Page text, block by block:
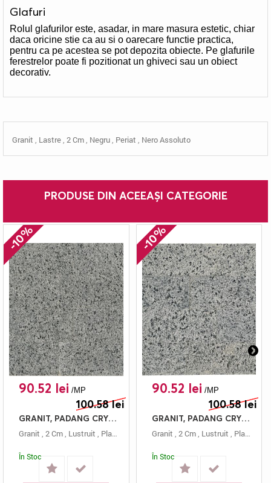
Glafuri
Rolul glafurilor este, asadar, in mare masura estetic, chiar
daca oricine stie ca au si o oarecare functie practica,
pentru ca pe acestea se pot depozita obiecte. Pe glafurile
ferestrelor poate fi pozitionat un ghiveci sau un obiect
decorativ.
Granit , Lastre, 2 Cm, Negru, Periat , Nero Assoluto
PRODUSE DIN ACEEAȘI CATEGORIE
90.52 lei /MP
100.58 lei
-10%
GRANIT, PADANG CRYSTAL, PLACAJ, 60X20, 2, LUSTRUIT
Granit , 2 Cm, Lustruit , Placaj Padang Crystal, 60x20
În Stoc
90.52 lei /MP
100.58 lei
-10%
GRANIT, PADANG CRYSTAL, PLACAJ, 60X15, 2, LUSTRUIT
Granit , 2 Cm, Lustruit , Placaj
În Stoc